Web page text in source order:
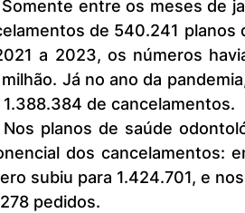
de 540.241 planos
a 2023, os números
milhão. Já no ano da
de cancelamentos.
dos cancelamentos:
subiu para 1.424.701, e
pedidos.